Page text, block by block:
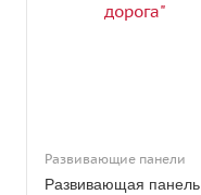
Развивающие панели
Развивающая панель